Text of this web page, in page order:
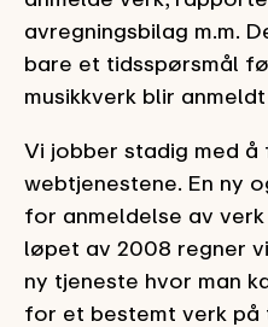
avregningsbilag m.m.
bare et tidsspørsmål
musikkverk blir
Vi jobber stadig med
webtjenestene. En ny
for anmeldelse av
løpet av 2008 regner
ny tjeneste hvor man
for et bestemt verk på